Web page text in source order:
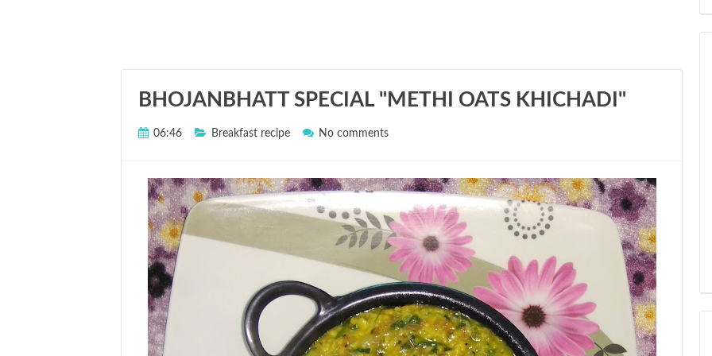
BHOJANBHATT SPECIAL "METHI OATS KHICHADI"
06:46 Breakfast recipe No comments